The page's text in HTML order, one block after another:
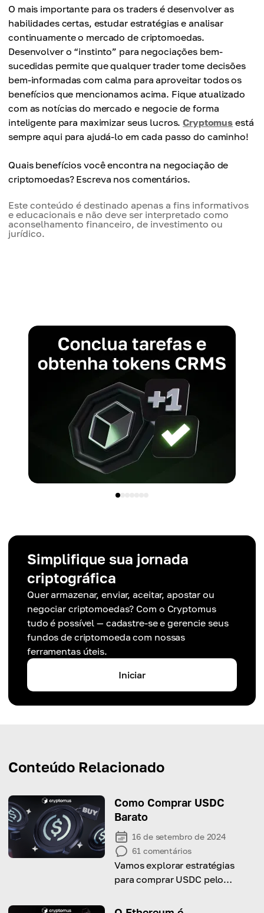
O mais importante para os traders é desenvolver as
habilidades certas, estudar estratégias e analisar
continuamente o mercado de criptomoedas.
Desenvolver o “instinto” para negociações bem-
sucedidas permite que qualquer trader tome decisões
bem-informadas com calma para aproveitar todos os
benefícios que mencionamos acima. Fique atualizado
com as notícias do mercado e negocie de forma
inteligente para maximizar seus lucros.Cryptomus está
sempre aqui para ajudá-lo em cada passo do caminho!
Quais benefícios você encontra na negociação de
criptomoedas? Escreva nos comentários.
Este conteúdo é destinado apenas a fins informativos
e educacionais e não deve ser interpretado como
aconselhamento financeiro, de investimento ou
jurídico.
Simplifique sua jornada
criptográfica
Quer armazenar, enviar, aceitar, apostar ou
negociar criptomoedas? Com o Cryptomus
tudo é possível — cadastre-se e gerencie seus
fundos de criptomoeda com nossas
ferramentas úteis.
Iniciar
Conteúdo Relacionado
Como Comprar USDC
Barato
16 de setembro de 2024
61 comentários
Vamos explorar estratégias
para comprar USDC pelo